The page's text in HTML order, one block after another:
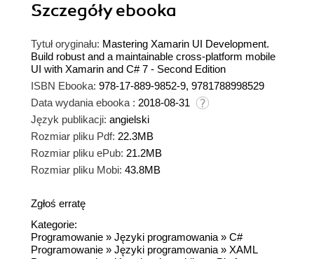
Szczegółyebooka
Tytuł oryginału: Mastering Xamarin UI Development.
Build robust and a maintainable cross-platform mobile
UI with Xamarin and C# 7 - Second Edition
ISBN Ebooka: 978-17-889-9852-9, 9781788998529
Data wydania ebooka : 2018-08-31
Język publikacji: angielski
Rozmiar pliku Pdf: 22.3MB
Rozmiar pliku ePub: 21.2MB
Rozmiar pliku Mobi: 43.8MB
Zgłoś erratę
Kategorie:
Programowanie » Języki programowania » C#
Programowanie » Języki programowania » XAML